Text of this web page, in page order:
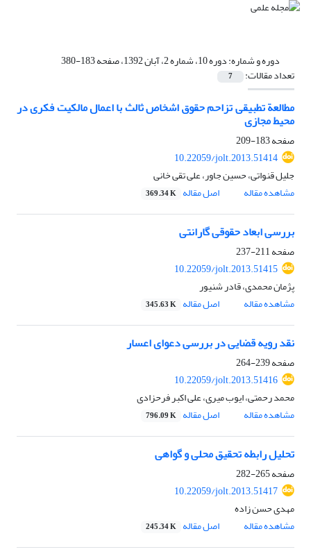
دوره و شماره:دوره 10، شماره 2، آبان 1392، صفحه 183-380
تعداد مقالات: 7
مطالعة تطبیقی تزاحم حقوق اشخاص ثالث با اعمال مالکیت فکری در
محیط مجازی
صفحه183-209
10.22059/jolt.2013.51414
جلیل قنواتی، حسین جاور، علی تقی خانی
مشاهده مقاله
اصل مقاله 369.34 K
بررسی ابعاد حقوقی گارانتی
صفحه211-237
10.22059/jolt.2013.51415
پژمان محمدی، قادر شنیور
مشاهده مقاله
اصل مقاله 345.63 K
نقد رویه قضایی در بررسی دعوای اعسار
صفحه239-264
10.22059/jolt.2013.51416
محمد رحمتی، ایوب میری، علی اکبر فرحزادی
مشاهده مقاله
اصل مقاله 796.09 K
تحلیل رابطه تحقیق محلی و گواهی
صفحه265-282
10.22059/jolt.2013.51417
مهدی حسن زاده
مشاهده مقاله
اصل مقاله 245.34 K